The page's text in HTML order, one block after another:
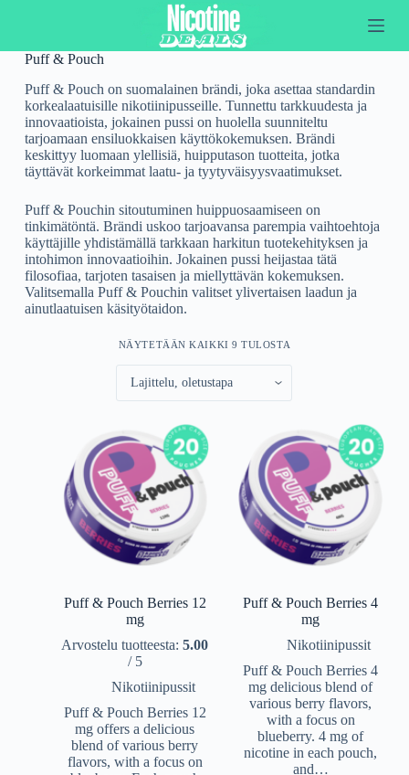
i
p
o
o
n
Puff & Pouch
Puff & Pouch on suomalainen brändi, joka asettaa standardin
korkealaatuisille nikotiinipusseille. Tunnettu tarkkuudesta ja
innovaatioista, jokainen pussi on huolella suunniteltu
tarjoamaan ensiluokkaisen käyttökokemuksen. Brändi
keskittyy luomaan ylellisiä, huipputason tuotteita, jotka
täyttävät korkeimmat laatu- ja tyytyväisyysvaatimukset.
Puff & Pouchin sitoutuminen huippuosaamiseen on
tinkimätöntä. Brändi uskoo tarjoavansa parempia vaihtoehtoja
käyttäjille yhdistämällä tarkkaan harkitun tuotekehityksen ja
intohimon innovaatioihin. Jokainen pussi heijastaa tätä
filosofiaa, tarjoten tasaisen ja miellyttävän kokemuksen.
Valitsemalla Puff & Pouchin valitset ylivertaisen laadun ja
ainutlaatuisen käsityötaidon.
NÄYTETÄÄN KAIKKI 9 TULOSTA
Puff & Pouch Berries 12
mg
Arvostelu tuotteesta:5.00
/ 5
Nikotiinipussit
Puff & Pouch Berries 12
mg offers a delicious
blend of various berry
flavors, with a focus on
Puff & Pouch Berries 4
mg
Nikotiinipussit
Puff & Pouch Berries 4
mg delicious blend of
various berry flavors,
with a focus on
blueberry. 4 mg of
nicotine in each pouch,
and…